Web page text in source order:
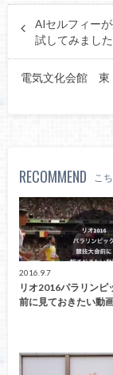
AIセルフィー
試してみました
電気文化会館 東
RECOMMEND こ
2016.9.7
リオ2016パラリンピ
前に見ておきたい動